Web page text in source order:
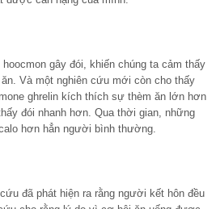
gây đói, khiến chúng ta cảm thấy
Và một nghiên cứu mới còn cho thấy
ghrelin kích thích sự thèm ăn lớn hơn
đói nhanh hơn. Qua thời gian, những
hơn hẳn người bình thường.
đã phát hiện ra rằng người kết hôn đều